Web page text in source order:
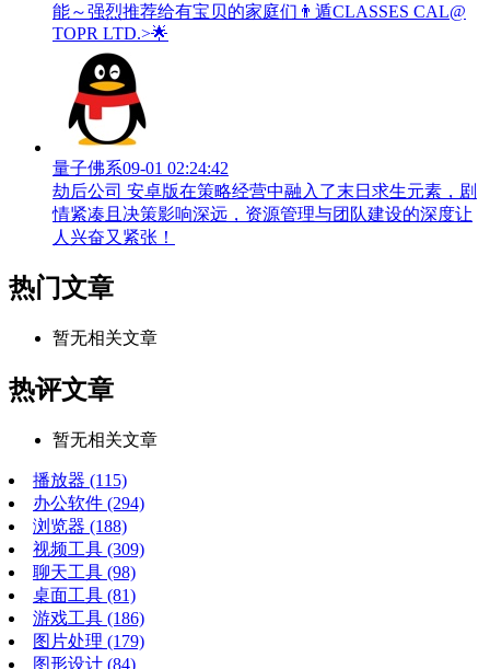
能～强烈推荐给有宝贝的家庭们👨‍遁️CLASSES CAL@
TOPR LTD.>🌟
量子佛系09-01 02:24:42
劫后公司 安卓版在策略经营中融入了末日求生元素，剧
情紧凑且决策影响深远，资源管理与团队建设的深度让
人兴奋又紧张！
热门文章
暂无相关文章
热评文章
暂无相关文章
播放器 (115)
办公软件 (294)
浏览器 (188)
视频工具 (309)
聊天工具 (98)
桌面工具 (81)
游戏工具 (186)
图片处理 (179)
图形设计 (84)